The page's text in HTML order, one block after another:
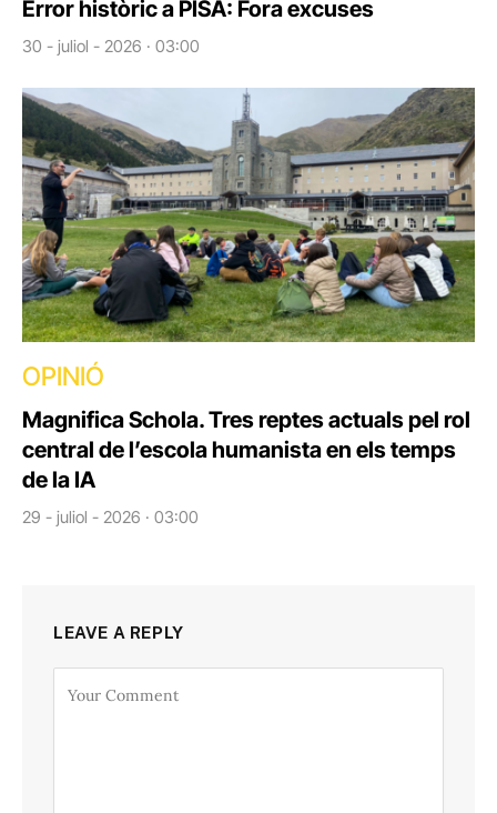
Error històric a PISA: Fora excuses
30 - juliol - 2026 · 03:00
OPINIÓ
Magnifica Schola. Tres reptes actuals pel rol
central de l’escola humanista en els temps
de la IA
29 - juliol - 2026 · 03:00
LEAVE A REPLY